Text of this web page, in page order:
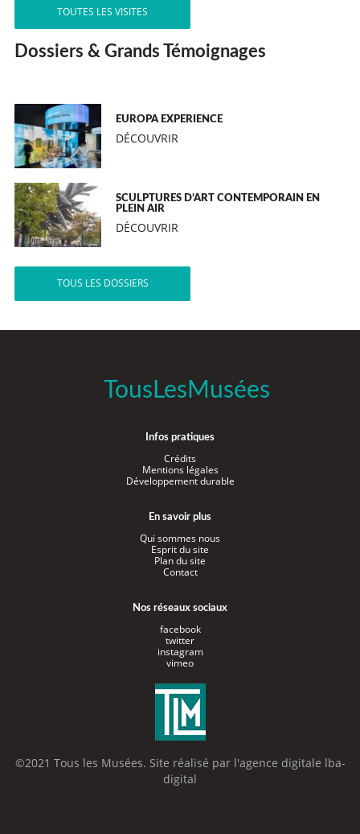
TOUTES LES VISITES
Dossiers & Grands Témoignages
EUROPA EXPERIENCE
DÉCOUVRIR
SCULPTURES D’ART CONTEMPORAIN EN
PLEIN AIR
DÉCOUVRIR
TOUS LES DOSSIERS
TousLesMusées
Infos pratiques
Crédits
Mentions légales
Développement durable
En savoir plus
Qui sommes nous
Esprit du site
Plan du site
Contact
Nos réseaux sociaux
facebook
twitter
instagram
vimeo
©2021 Tous les Musées. Site réalisé par l'agence digitale lba-
digital